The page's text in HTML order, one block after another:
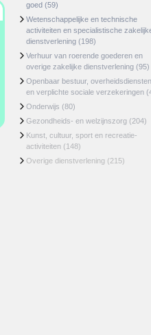
goed (59)
Wetenschappelijke en technische
activiteiten en specialistische
dienstverlening (198)
Verhuur van roerende goederen en
overige zakelijke dienstverlening (95)
Openbaar bestuur, overheidsdiensten
en verplichte sociale verzekeringen
Onderwijs (80)
Gezondheids- en welzijnszorg (204)
Kunst, cultuur, sport en recreatie-
activiteiten (148)
Overige dienstverlening (215)